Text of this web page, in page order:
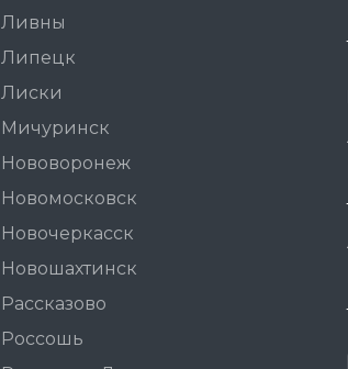
Ливны
Липецк
Лиски
Мичуринск
Нововоронеж
Новомосковск
Новочеркасск
Новошахтинск
Рассказово
Россошь